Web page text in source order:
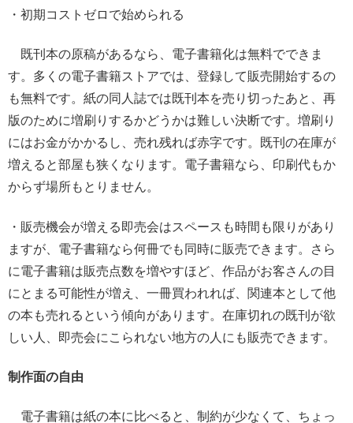
・初期コストゼロで始められる
既刊本の原稿があるなら、電子書籍化は無料でできま
す。多くの電子書籍ストアでは、登録して販売開始するの
も無料です。紙の同人誌では既刊本を売り切ったあと、再
版のために増刷りするかどうかは難しい決断です。増刷り
にはお金がかかるし、売れ残れば赤字です。既刊の在庫が
増えると部屋も狭くなります。電子書籍なら、印刷代もか
からず場所もとりません。
・販売機会が増える即売会はスペースも時間も限りがあり
ますが、電子書籍なら何冊でも同時に販売できます。さら
に電子書籍は販売点数を増やすほど、作品がお客さんの目
にとまる可能性が増え、一冊買われれば、関連本として他
の本も売れるという傾向があります。在庫切れの既刊が欲
しい人、即売会にこられない地方の人にも販売できます。
制作面の自由
電子書籍は紙の本に比べると、制約が少なくて、ちょっ